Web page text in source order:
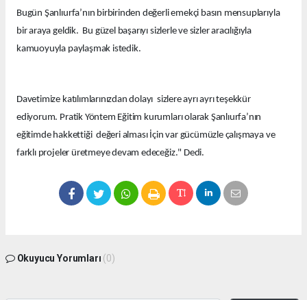
Bugün Şanlıurfa’nın birbirinden değerli emekçi basın mensuplarıyla
bir araya geldik. Bu güzel başarıyı sizlerle ve sizler aracılığıyla
kamuoyuyla paylaşmak istedik.
Davetimize katılımlarınızdan dolayı sizlere ayrı ayrı teşekkür
ediyorum. Pratik Yöntem Eğitim kurumları olarak Şanlıurfa’nın
eğitimde hakkettiği değeri alması İçin var gücümüzle çalışmaya ve
farklı projeler üretmeye devam edeceğiz." Dedi.
Okuyucu Yorumları (0)